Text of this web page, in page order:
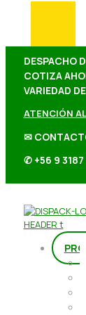
DESPACHO
COTIZA
VARIEDAD
ATENCIÓN
✉
✆ +56 9